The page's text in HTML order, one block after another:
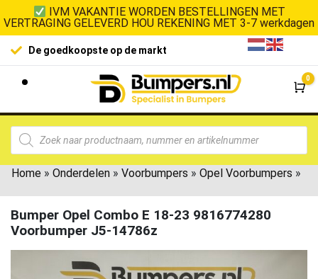
IVM VAKANTIE WORDEN BESTELLINGEN MET
VERTRAGING GELEVERD HOU REKENING MET 3-7 werkdagen
De goedkoopste op de markt
0
Home » Onderdelen » Voorbumpers » Opel Voorbumpers »
Bumper Opel Combo E 18-23 9816774280
Voorbumper J5-14786z